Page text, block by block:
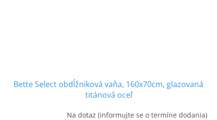
Bette Select obdĺžniková vaňa, 160x70cm, glazovaná
titánová oceľ
Na dotaz (informujte se o termíne dodania)